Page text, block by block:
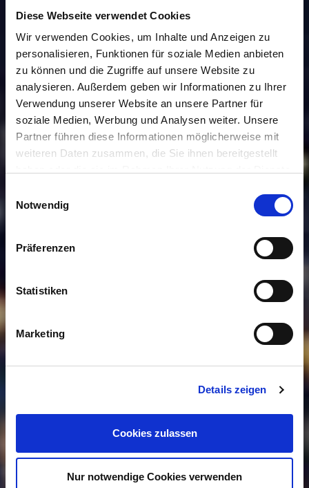
Diese Webseite verwendet Cookies
Wir verwenden Cookies, um Inhalte und Anzeigen zu
personalisieren, Funktionen für soziale Medien anbieten
zu können und die Zugriffe auf unsere Website zu
analysieren. Außerdem geben wir Informationen zu Ihrer
Verwendung unserer Website an unsere Partner für
soziale Medien, Werbung und Analysen weiter. Unsere
Partner führen diese Informationen möglicherweise mit
weiteren Daten zusammen, die Sie ihnen bereitgestellt
Cookies, wenn Sie unsere Webseite weiterhin nutzen.
Notwendig
Präferenzen
Statistiken
Marketing
Details zeigen
Cookies zulassen
Nur notwendige Cookies verwenden